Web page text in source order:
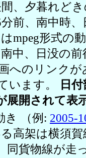
、夕暮れど
前、南中時
mpeg形式の
中、日没の
へのリンク
います。
日
展開されて表
き （例: 2005-
高架は横須
同貨物線が走